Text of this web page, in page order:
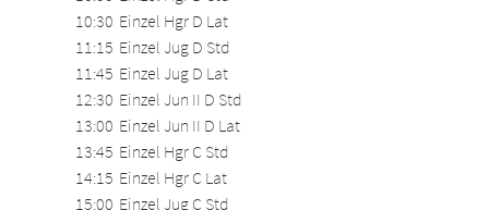
10:30	Einzel Hgr D Lat
11:45	Einzel Jug D Lat
13:00	Einzel Jun II D Lat
14:15	Einzel Hgr C Lat